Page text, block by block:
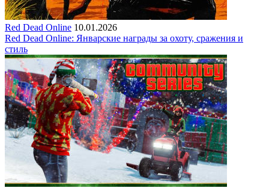
Red Dead Online 10.01.2026
Red Dead Online: Январские награды за охоту, сражения и
стиль